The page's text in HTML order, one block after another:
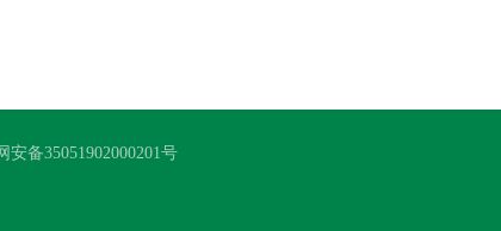
安备35051902000201号